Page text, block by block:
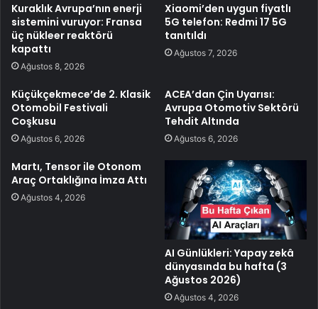
Kuraklık Avrupa’nın enerji
sistemini vuruyor: Fransa
üç nükleer reaktörü
kapattı
Ağustos 8, 2026
Xiaomi’den uygun fiyatlı
5G telefon: Redmi 17 5G
tanıtıldı
Ağustos 7, 2026
Küçükçekmece’de 2. Klasik
Otomobil Festivali
Coşkusu
Ağustos 6, 2026
ACEA’dan Çin Uyarısı:
Avrupa Otomotiv Sektörü
Tehdit Altında
Ağustos 6, 2026
Martı, Tensor ile Otonom
Araç Ortaklığına İmza Attı
Ağustos 4, 2026
AI Günlükleri: Yapay zekâ
dünyasında bu hafta (3
Ağustos 2026)
Ağustos 4, 2026